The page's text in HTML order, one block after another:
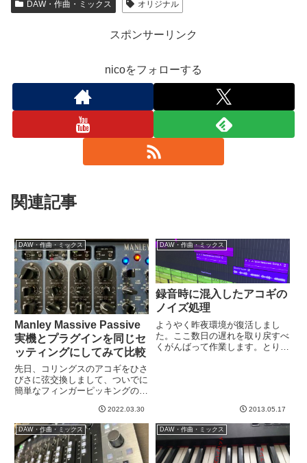
DAW・作曲・ミックス オリジナル
スポンサーリンク
nicoをフォローする
関連記事
DAW・作曲・ミックス
Manley Massive Passive
実機とプラグインを同じセ
ッティングにしてみて比較
先日、コリングスのアコギをひさ
びさに弦交換しまして、ついでに
簡単なフィンガーピッキングのフ
かくなのでこれを録音して、かね
てよりやろうと思っていたアウト
ボードとプラグイン比較の素材に
しようかなと思いました。アコ
ギ...
2022.03.30
DAW・作曲・ミックス
録音時に混入したアコギの
ノイズ処理
ようやく昨夜環境が復活しまし
た。ここ数日の遅れを取り戻すべ
くがんばって作業します。とりあ
2013.05.17
DAW・作曲・ミックス DAW・作曲・ミックス